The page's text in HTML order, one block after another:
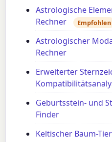
Astrologische
Rechner
Empfohlen
Astrologischer
Rechner
Erweiterter
Geburtsstein- und
Finder
Keltischer Baum-